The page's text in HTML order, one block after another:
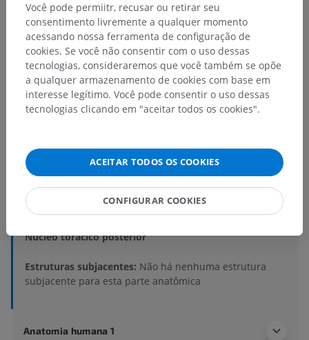
Hierarquia anatômica
Corpo humano> Systemata integrantia>
Sistema nervoso> Sistema nervoso central
Medula espinal>
Substância cinzenta da medula espinal
Zona intermédia da medula espinal>
Núcleo torácico posterior
Estruturas subjacentes: Não há nenhuma estrutura
subjacente para esta parte anatômica
Anatomia humana 1
Você pode permiitr, recusar ou retirar seu
consentimento livremente a qualquer momento
acessando nossa ferramenta de configuração de
cookies. Se você não consentir com o uso dessas
tecnologias, consideraremos que você também se opõe
a qualquer armazenamento de cookies com base em
interesse legítimo. Você pode consentir o uso dessas
tecnologias clicando em "aceitar todos os cookies".
ACEITAR TODOS OS COOKIES
CONFIGURAR COOKIES